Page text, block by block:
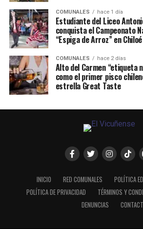
COMUNALES hace 1 día
Estudiante del Liceo
conquista el Campeonato
“Espiga de Arroz” en Chiloé
COMUNALES hace 2 días
Alto del Carmen “etiqueta
como el primer pisco
estrella Great Taste
INICIO RED COMUNALES
POLÍTICA
POLÍTICA DE PRIVACIDAD
TÉRMINOS Y
DENUNCIAS